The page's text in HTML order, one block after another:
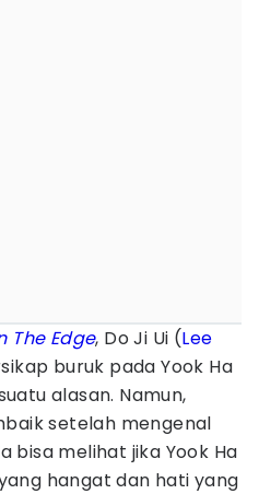
The Edge, Do Ji Ui (Lee
buruk pada Yook Ha
alasan. Namun,
setelah mengenal
bisa melihat jika Yook Ha
hangat dan hati yang